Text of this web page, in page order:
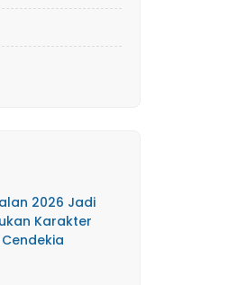
2026 Jadi
Karakter